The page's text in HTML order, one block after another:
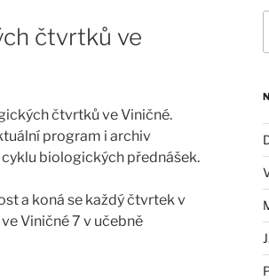
čtvrtků ve
čtvrtků ve Viničné.
program i archiv
biologických přednášek.
a koná se každý čtvrtek v
Viničné 7 v učebně